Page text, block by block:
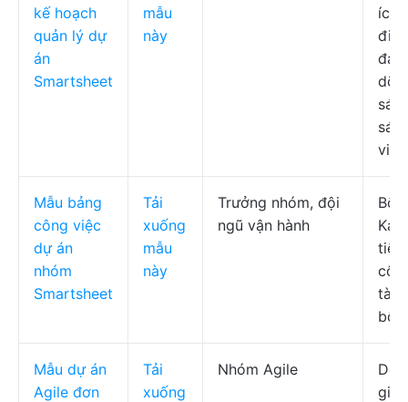
kế hoạch
quản lý dự
án
Smartsheet
mẫu
này
ích
dõi
việc
Mẫu bảng
công việc
dự án
nhóm
Smartsheet
Tải
xuống
mẫu
này
Trưởng nhóm, đội
ngũ vận hành
Bố
tiến
tài
bộ
Mẫu dự án
Agile đơn
Tải
xuống
Nhóm Agile